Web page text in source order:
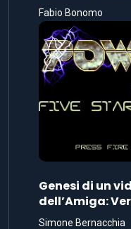
Fabio Bonomo
Genesi di un
dell’Amiga:
Simone Bernacchia